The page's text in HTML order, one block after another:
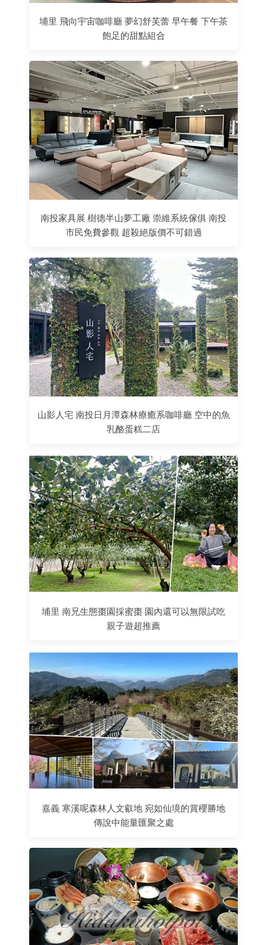
埔里 飛向宇宙咖啡廳 夢幻舒芙蕾 早午餐 下午茶
飽足的甜點組合
南投家具展 樹德半山夢工廠 崇維系統傢俱 南投
市民免費參觀 超殺絕版價不可錯過
山影人宅 南投日月潭森林療癒系咖啡廳 空中的魚
乳酪蛋糕二店
埔里 南兄生態棗園採蜜棗 園內還可以無限試吃
親子遊超推薦
嘉義 寒溪呢森林人文叡地 宛如仙境的賞櫻勝地
傳說中能量匯聚之處